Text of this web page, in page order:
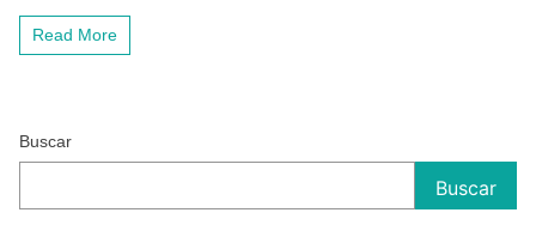
Read More
Buscar
Buscar